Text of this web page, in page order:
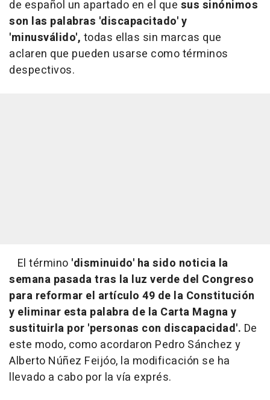
de español un apartado en el que sus sinónimos
son las palabras 'discapacitado' y
'minusválido', todas ellas sin marcas que
aclaren que pueden usarse como términos
despectivos.
El término 'disminuido' ha sido noticia la
semana pasada tras la luz verde del Congreso
para reformar el artículo 49 de la Constitución
y eliminar esta palabra de la Carta Magna y
sustituirla por 'personas con discapacidad'. De
este modo, como acordaron Pedro Sánchez y
Alberto Núñez Feijóo, la modificación se ha
llevado a cabo por la vía exprés.